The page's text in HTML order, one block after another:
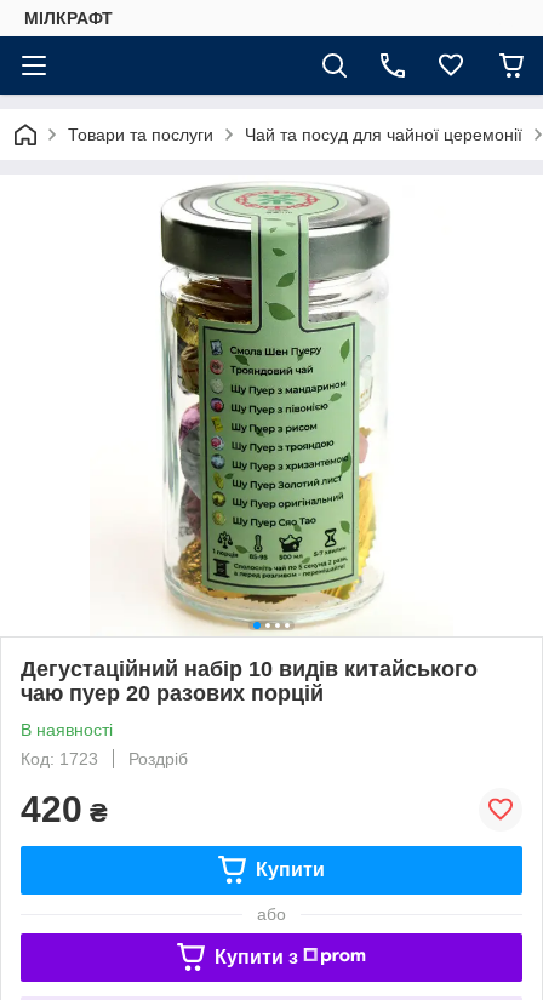
МІЛКРАФТ
Товари та послуги Чай та посуд для чайної церемонії
Дегустаційний набір 10 видів китайського
чаю пуер 20 разових порцій
В наявності
Код: 1723
Роздріб
420 ₴
Купити
або
Купити з